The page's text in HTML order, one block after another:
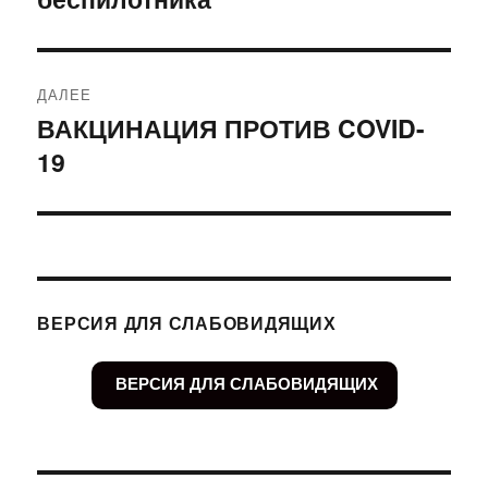
ДАЛЕЕ
Следующая
запись:
ВАКЦИНАЦИЯ ПРОТИВ COVID-
19
ВЕРСИЯ ДЛЯ СЛАБОВИДЯЩИХ
ВЕРСИЯ ДЛЯ СЛАБОВИДЯЩИХ